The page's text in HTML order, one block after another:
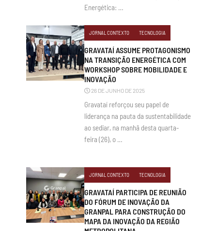
Energética: …
JORNAL CONTEXTO TECNOLOGIA
GRAVATAÍ ASSUME PROTAGONISMO
NA TRANSIÇÃO ENERGÉTICA COM
WORKSHOP SOBRE MOBILIDADE E
INOVAÇÃO
26 DE JUNHO DE 2025
Gravataí reforçou seu papel de
liderança na pauta da sustentabilidade
ao sediar, na manhã desta quarta-
feira (26), o …
JORNAL CONTEXTO TECNOLOGIA
GRAVATAÍ PARTICIPA DE REUNIÃO
DO FÓRUM DE INOVAÇÃO DA
GRANPAL PARA CONSTRUÇÃO DO
MAPA DA INOVAÇÃO DA REGIÃO